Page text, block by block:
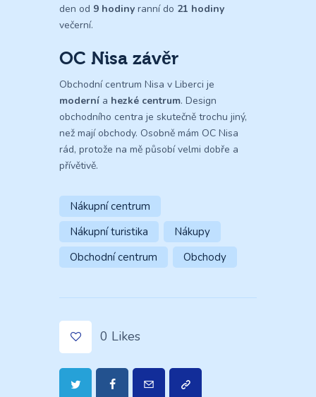
den od 9 hodiny ranní do 21 hodiny
večerní.
OC Nisa závěr
Obchodní centrum Nisa v Liberci je
moderní a hezké centrum. Design
obchodního centra je skutečně trochu jiný,
než mají obchody. Osobně mám OC Nisa
rád, protože na mě působí velmi dobře a
přívětivě.
Nákupní centrum
Nákupní turistika
Nákupy
Obchodní centrum
Obchody
0 Likes